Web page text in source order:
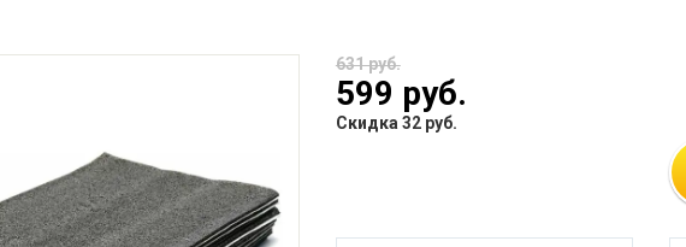
631 руб.
599 руб.
Скидка 32 руб.